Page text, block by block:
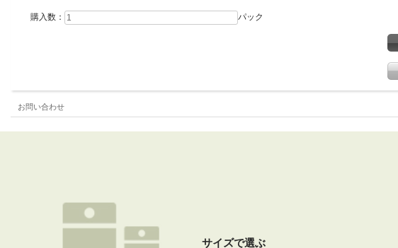
購入数： パック
お問い合わせ
サイズで選ぶ